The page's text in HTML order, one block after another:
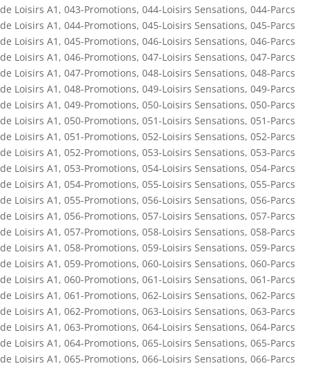
de Loisirs A1 , 043-Promotions, 044-Loisirs Sensations, 044-Parcs
de Loisirs A1 , 044-Promotions, 045-Loisirs Sensations, 045-Parcs
de Loisirs A1 , 045-Promotions, 046-Loisirs Sensations, 046-Parcs
de Loisirs A1 , 046-Promotions, 047-Loisirs Sensations, 047-Parcs
de Loisirs A1 , 047-Promotions, 048-Loisirs Sensations, 048-Parcs
de Loisirs A1 , 048-Promotions, 049-Loisirs Sensations, 049-Parcs
de Loisirs A1 , 049-Promotions, 050-Loisirs Sensations, 050-Parcs
de Loisirs A1 , 050-Promotions, 051-Loisirs Sensations, 051-Parcs
de Loisirs A1 , 051-Promotions, 052-Loisirs Sensations, 052-Parcs
de Loisirs A1 , 052-Promotions, 053-Loisirs Sensations, 053-Parcs
de Loisirs A1 , 053-Promotions, 054-Loisirs Sensations, 054-Parcs
de Loisirs A1 , 054-Promotions, 055-Loisirs Sensations, 055-Parcs
de Loisirs A1 , 055-Promotions, 056-Loisirs Sensations, 056-Parcs
de Loisirs A1 , 056-Promotions, 057-Loisirs Sensations, 057-Parcs
de Loisirs A1 , 057-Promotions, 058-Loisirs Sensations, 058-Parcs
de Loisirs A1 , 058-Promotions, 059-Loisirs Sensations, 059-Parcs
de Loisirs A1 , 059-Promotions, 060-Loisirs Sensations, 060-Parcs
de Loisirs A1 , 060-Promotions, 061-Loisirs Sensations, 061-Parcs
de Loisirs A1 , 061-Promotions, 062-Loisirs Sensations, 062-Parcs
de Loisirs A1 , 062-Promotions, 063-Loisirs Sensations, 063-Parcs
de Loisirs A1 , 063-Promotions, 064-Loisirs Sensations, 064-Parcs
de Loisirs A1 , 064-Promotions, 065-Loisirs Sensations, 065-Parcs
de Loisirs A1 , 065-Promotions, 066-Loisirs Sensations, 066-Parcs